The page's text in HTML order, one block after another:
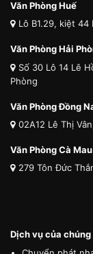
Văn Phòng Huế
Lô B1.29, kiệt
Văn Phòng Hải
Số 30 Lô 14 Lê
Phòng
Văn Phòng Đồng
02A12 Lê Thị
Văn Phòng Cà Mau
279 Tôn Đức
Dịch vụ của chúng